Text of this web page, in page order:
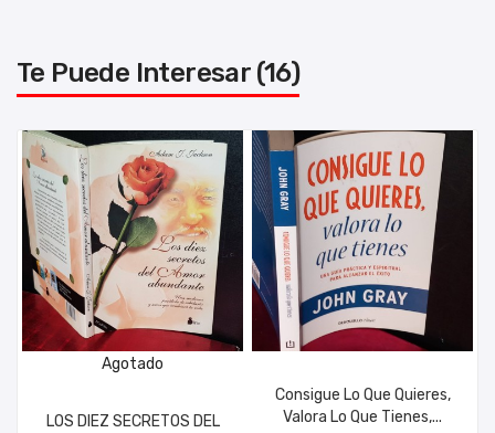
Te Puede Interesar (16)
Agotado
LOS DIEZ SECRETOS DEL
Consigue Lo Que Quieres,
Valora Lo Que Tienes,...